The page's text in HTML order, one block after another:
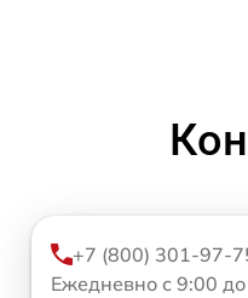
+7 (800) 301-97-
Ежедневно с 9:00